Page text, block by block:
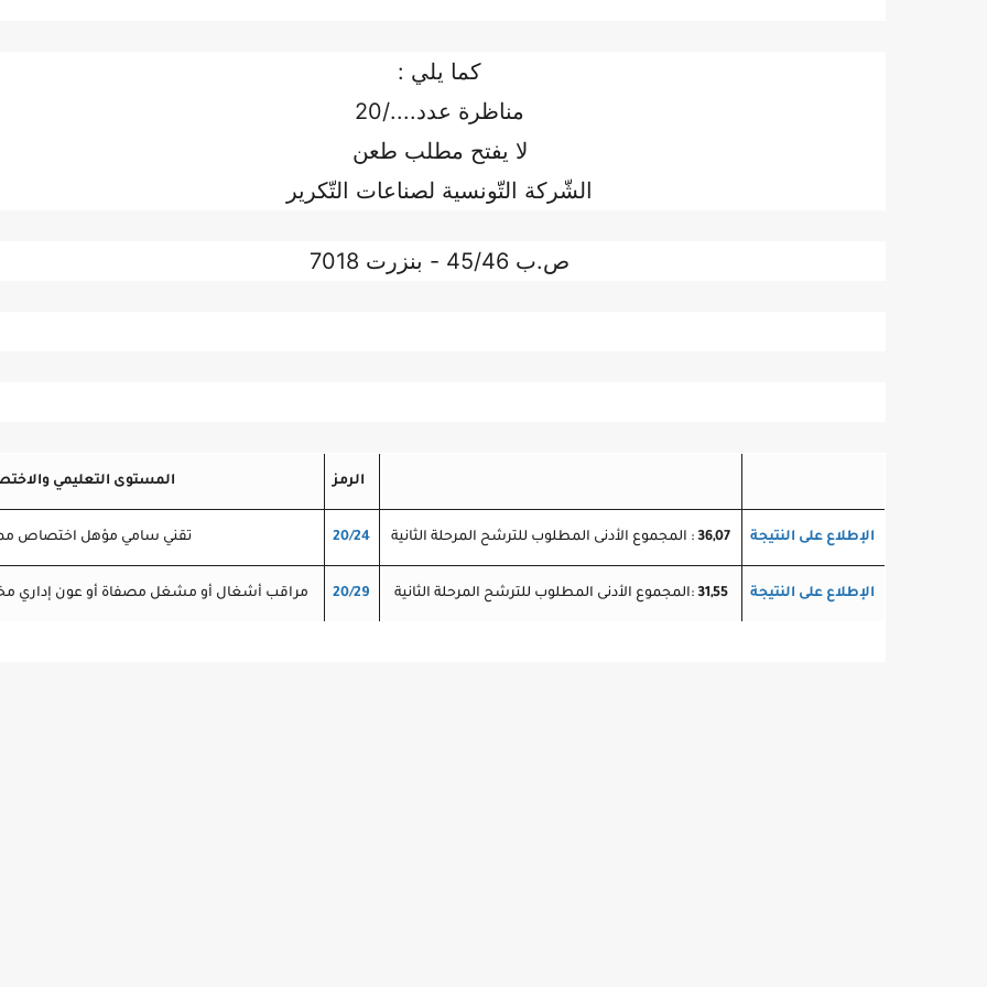
كما يلي :
مناظرة عدد..../20
لا يفتح مطلب طعن
الشّركة التّونسية لصناعات التّكرير
ص.ب 45/46 - بنزرت 7018
الرمز المستوى التعليمي
الإطلاع على النتيجة 36,07 : المجموع الأدنى المطلوب للترشح المرحلة الثانية 20/24 تقني سامي مؤهل اختصاص
الإطلاع على النتيجة 31,55 :المجموع الأدنى المطلوب للترشح المرحلة الثانية 20/29 مراقب أشغال أو مشغل مصفاة أو عون إداري